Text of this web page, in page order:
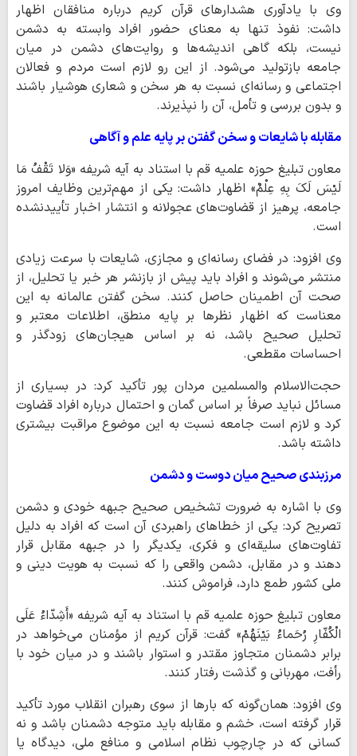
وی با یادآوری هشدارهای قرآن کریم درباره منافقان اظهار
داشت: نفوذ تنها به معنای حضور افراد وابسته به دشمن
نیست، بلکه گاهی اندیشه‌ها و روایت‌های دشمن در میان
جامعه بازتولید می‌شود. از این رو لازم است مردم و فعالان
اجتماعی و رسانه‌ای نسبت به هر سخن و شعاری هوشیار باشند
و بدون بررسی و تأمل، آن را نپذیرند.
مقابله با شایعات و سخن گفتن بر پایه علم و آگاهی
معاون تبلیغ حوزه علمیه قم با استناد به آیه شریفه «وَلا تَقْفُ مَا
لَیْسَ لَکَ بِهِ عِلْمٌ» اظهار داشت: یکی از مهم‌ترین وظایف امروز
جامعه، پرهیز از قضاوت‌های عجولانه و انتشار اخبار تأییدنشده
است.
وی افزود: در فضای رسانه‌ای و مجازی، شایعات با سرعت زیادی
منتشر می‌شوند و افراد باید پیش از بازنشر هر خبر یا تحلیل، از
صحت آن اطمینان حاصل کنند. سخن گفتن عالمانه به این
معناست که اظهار نظرها بر پایه منطق، اطلاعات معتبر و
تحلیل صحیح باشد، نه بر اساس هیجان‌های زودگذر و
احساسات مقطعی.
حجت‌الاسلام والمسلمین مردان پور تأکید کرد: در بسیاری از
مسائل نباید صرفاً بر اساس گمان و احتمال درباره افراد قضاوت
کرد و لازم است جامعه نسبت به این موضوع مراقبت بیشتری
داشته باشد.
مرزبندی صحیح میان دوست و دشمن
وی با اشاره به ضرورت تشخیص صحیح جبهه خودی و دشمن
تصریح کرد: یکی از خطاهای راهبردی آن است که افراد به دلیل
تفاوت‌های سلیقه‌ای و فکری، یکدیگر را در جبهه مقابل قرار
دهند و در مقابل، دشمن واقعی را که نسبت به هویت دینی و
ملی کشور طمع دارد، فراموش کنند.
معاون تبلیغ حوزه علمیه قم با استناد به آیه شریفه «أَشِدّاءُ عَلَی
الْکُفّارِ رُحَماءُ بَیْنَهُمْ» گفت: قرآن کریم از مؤمنان می‌خواهد در
برابر دشمنان متجاوز مقتدر و استوار باشند و در میان خود با
رأفت، مهربانی و گذشت رفتار کنند.
وی افزود: همان‌گونه که بارها از سوی رهبران انقلاب مورد تأکید
قرار گرفته است، خشم و مقابله باید متوجه دشمنان باشد و نه
کسانی که در چارچوب نظام اسلامی و منافع ملی، دیدگاه یا